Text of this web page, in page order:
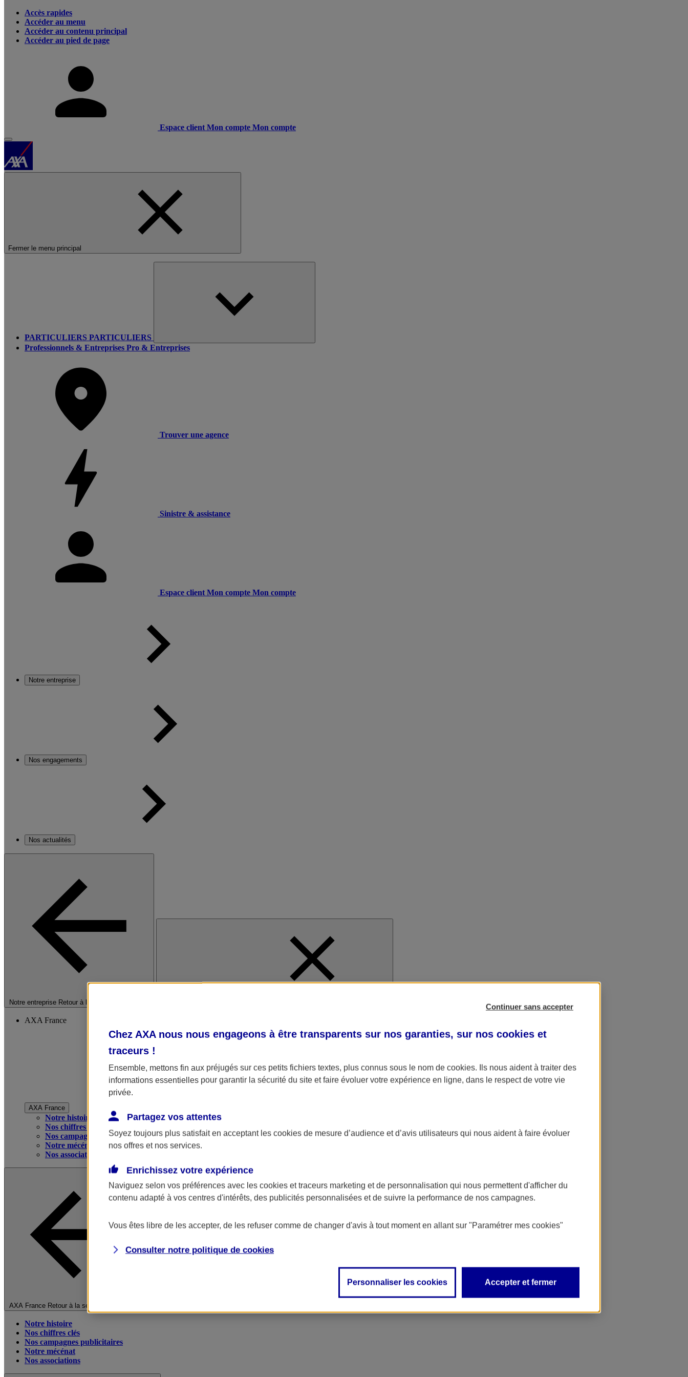
Accès rapides
Accéder au menu
Accéder au contenu principal
Accéder au pied de page
Espace client Mon compte Mon compte
Fermer le menu principal
PARTICULIERS PARTICULIERS
Professionnels & Entreprises Pro & Entreprises
Trouver une agence
Sinistre & assistance
Espace client Mon compte Mon compte
Notre entreprise
Nos engagements
Nos actualités
Notre entreprise Retour à la section précédente
AXA France
AXA France
Notre histoire
Nos chiffres clés
Nos campagnes publicitaires
Notre mécénat
Nos associations
AXA France Retour à la section précédente
Notre histoire
Nos chiffres clés
Nos campagnes publicitaires
Notre mécénat
Nos associations
Continuer sans accepter
Chez AXA nous nous engageons à être transparents sur nos garanties, sur nos cookies et
traceurs !
Ensemble, mettons fin aux préjugés sur ces petits fichiers textes, plus connus sous le nom de cookies. Ils nous aident à traiter des
informations essentielles pour garantir la sécurité du site et faire évoluer votre expérience en ligne, dans le respect de votre vie
privée.
Partagez vos attentes
Soyez toujours plus satisfait en acceptant les cookies de mesure d’audience et d’avis utilisateurs qui nous aident à faire évoluer
nos offres et nos services.
Enrichissez votre expérience
Naviguez selon vos préférences avec les cookies et traceurs marketing et de personnalisation qui nous permettent d'afficher du
contenu adapté à vos centres d'intérêts, des publicités personnalisées et de suivre la performance de nos campagnes.
Vous êtes libre de les accepter, de les refuser comme de changer d'avis à tout moment en allant sur "Paramétrer mes cookies"
Consulter notre politique de cookies
Personnaliser les cookies Accepter et fermer